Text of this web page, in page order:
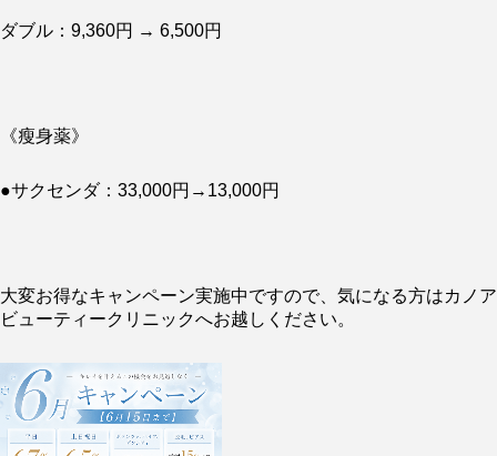
ダブル：9,360円 → 6,500円
《瘦身薬》
●サクセンダ：33,000円→13,000円
大変お得なキャンペーン実施中ですので、気になる方はカノア
ビューティークリニックへお越しください。